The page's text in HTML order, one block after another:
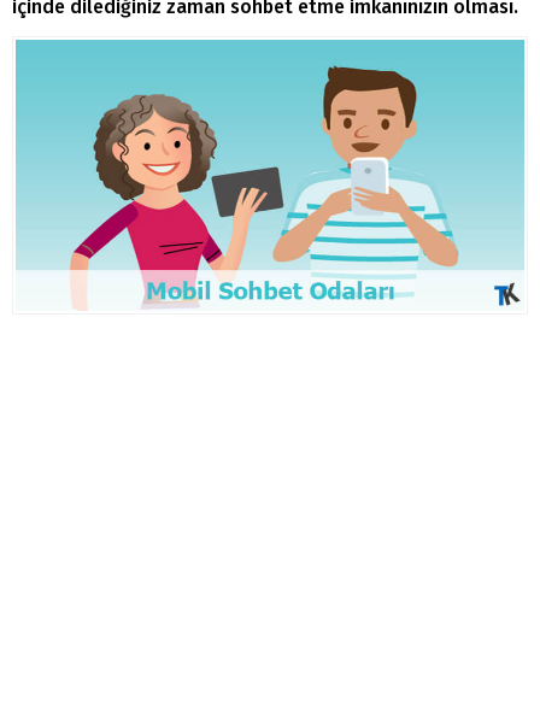
içinde dilediğiniz zaman sohbet etme imkanınızın olması.